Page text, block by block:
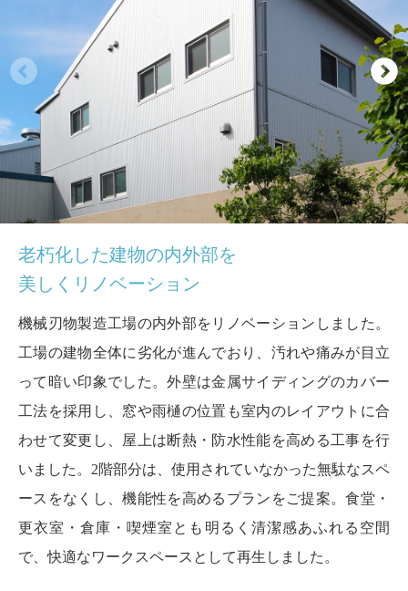
老朽化した建物の内外部を
美しくリノベーション
機械刃物製造工場の内外部をリノベーションしました。
工場の建物全体に劣化が進んでおり、汚れや痛みが目立
って暗い印象でした。外壁は金属サイディングのカバー
工法を採用し、窓や雨樋の位置も室内のレイアウトに合
わせて変更し、屋上は断熱・防水性能を高める工事を行
いました。2階部分は、使用されていなかった無駄なスペ
ースをなくし、機能性を高めるプランをご提案。食堂・
更衣室・倉庫・喫煙室とも明るく清潔感あふれる空間
で、快適なワークスペースとして再生しました。